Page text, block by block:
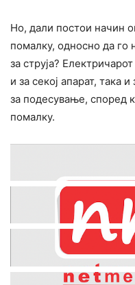
Но, дали постои начин
помалку, односно да го
за струја?
и за секој апарат, така
за подесување, според
помалку.